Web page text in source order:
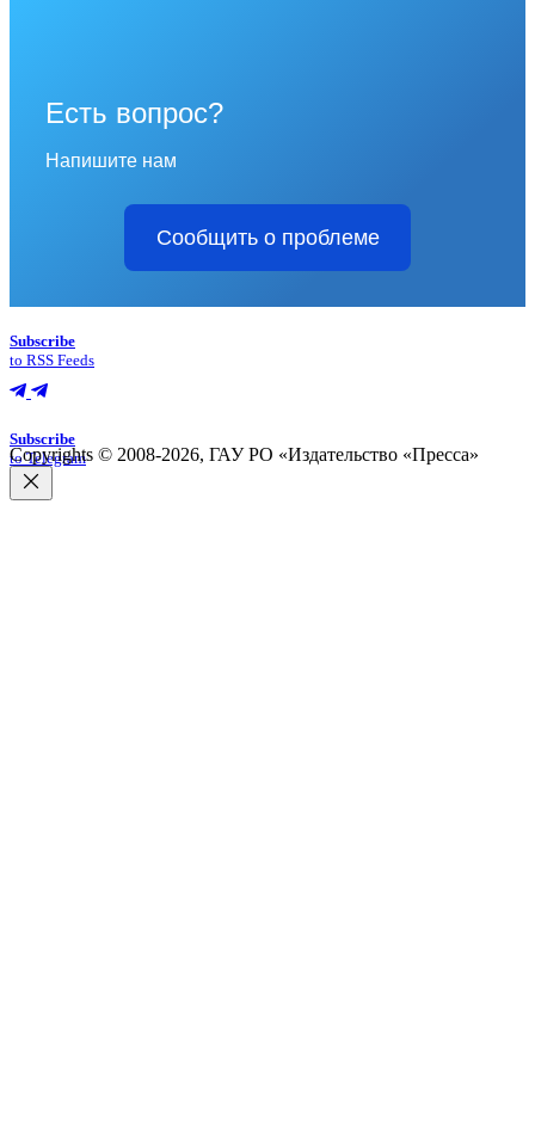
Есть вопрос?
Напишите нам
Сообщить о проблеме
Subscribe
to RSS Feeds
Subscribe
to Telegram
Copyrights © 2008-2026, ГАУ РО «Издательство «Пресса»